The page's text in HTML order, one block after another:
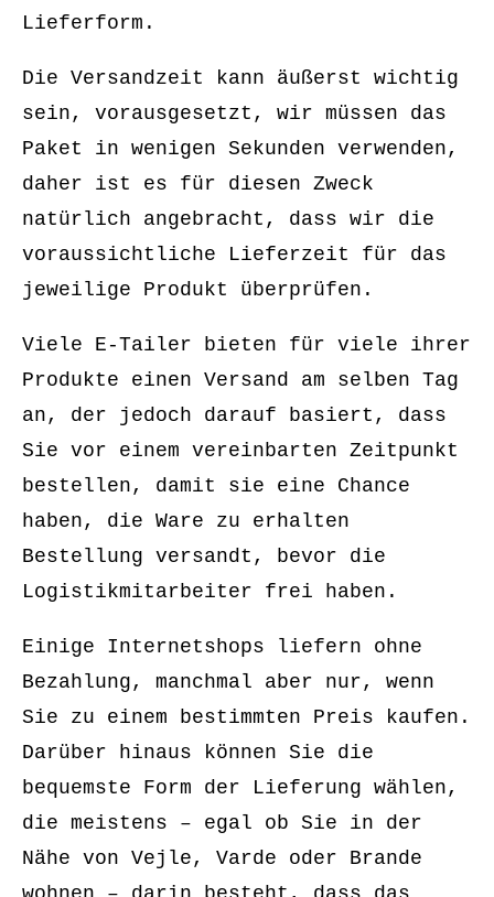
Lieferform.
Die Versandzeit kann äußerst wichtig
sein, vorausgesetzt, wir müssen das
Paket in wenigen Sekunden verwenden,
daher ist es für diesen Zweck
natürlich angebracht, dass wir die
voraussichtliche Lieferzeit für das
jeweilige Produkt überprüfen.
Viele E-Tailer bieten für viele ihrer
Produkte einen Versand am selben Tag
an, der jedoch darauf basiert, dass
Sie vor einem vereinbarten Zeitpunkt
bestellen, damit sie eine Chance
haben, die Ware zu erhalten
Bestellung versandt, bevor die
Logistikmitarbeiter frei haben.
Einige Internetshops liefern ohne
Bezahlung, manchmal aber nur, wenn
Sie zu einem bestimmten Preis kaufen.
Darüber hinaus können Sie die
bequemste Form der Lieferung wählen,
die meistens – egal ob Sie in der
Nähe von Vejle, Varde oder Brande